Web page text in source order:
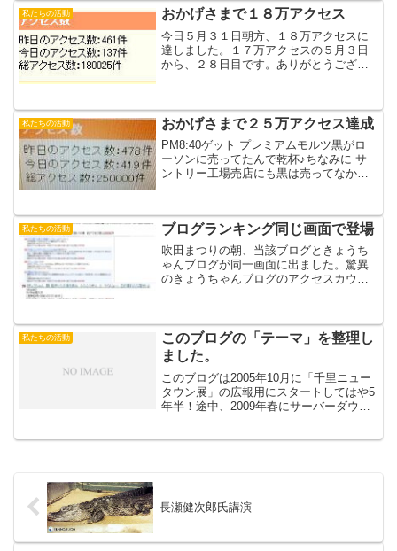
ーヒーのみながら、ひょいとのぞいてみ
たら）５万となっ...
私たちの活動 おかげさまで１８万アクセス
今日５月３１日朝方、１８万アクセスに
達しました。１７万アクセスの５月３日
から、２８日目です。ありがとうござい
私たちの活動 おかげさまで２５万アクセス達成
PM8:40ゲット プレミアムモルツ黒がロ
ーソンに売ってたんで乾杯♪ちなみに サ
ントリー工場売店にも黒は売ってなかっ
場見学の時 黒はどこで飲めるか聞いた...
私たちの活動 ブログランキング同じ画面で登場
吹田まつりの朝、当該ブログときょうち
ゃんブログが同一画面に出ました。驚異
のきょうちゃんブログのアクセスカウン
私たちの活動
このブログの「テーマ」を整理し
ました。
このブログは2005年10月に「千里ニュー
タウン展」の広報用にスタートしてはや5
年半！途中、2009年春にサーバーダウン
長瀬健次郎氏講演